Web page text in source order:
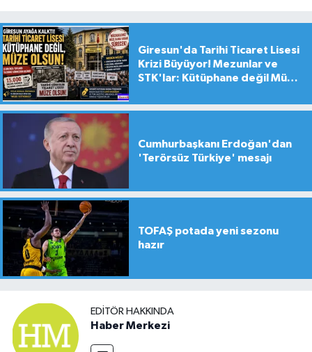
Giresun'da Tarihi Ticaret Lisesi
Krizi Büyüyor! Mezunlar ve
STK'lar: Kütüphane değil Müze
Cumhurbaşkanı Erdoğan'dan
'Terörsüz Türkiye' mesajı
TOFAŞ potada yeni sezonu
hazır
EDITÖR HAKKINDA
Haber Merkezi